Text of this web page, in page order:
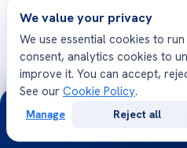
mammaire (le cas échéant) et
qualifié avec expérience
En suivant ces
s’assurer une meilleure
complications potentielles
We value your privacy
We use essential cookies to
consent, analytics cookies to
improve it. You can accept,
See our Cookie Policy.
Manage Reject all
24/7